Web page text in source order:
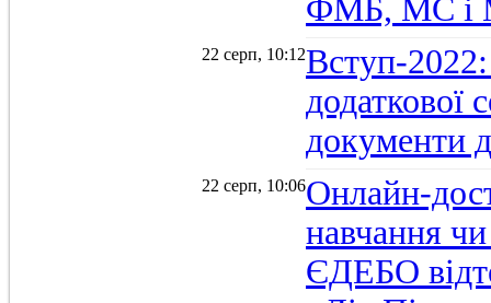
ФМБ, МС і
22 серп, 10:12Вступ-
додаткової
документи
22 серп, 10:06Онлайн-
навчання
ЄДЕБО